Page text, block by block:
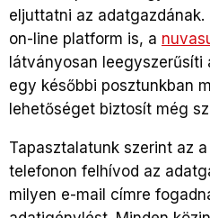
eljuttatni az
on-line platform is, a
látványosan
egy későbbi posztunkban
lehetőséget biztosít még
Tapasztalatunk szerint az
telefonon felhívod az
milyen e-mail címre